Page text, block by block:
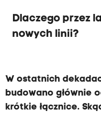
Dlaczego przez
nowych linii?
W ostatnich
budowano głównie
krótkie łącznice.